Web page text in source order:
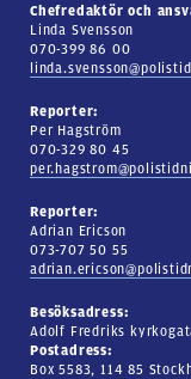
Chefredaktör och
Linda Svensson
070-399 86 00
Reporter:
Per Hagström
070-329 80 45
Reporter:
Adrian Ericson
073-707 50 55
Besöksadress:
Adolf Fredriks
Postadress:
Box 5583, 114 85